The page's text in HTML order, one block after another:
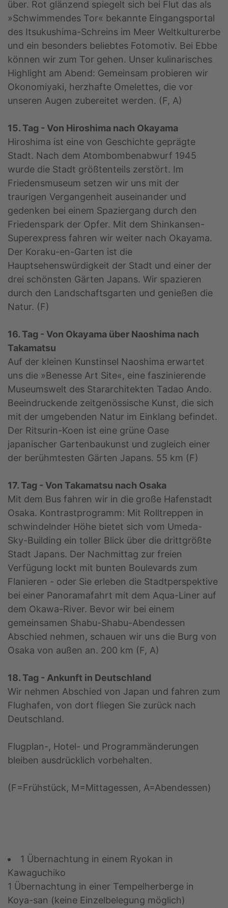
über. Rot glänzend spiegelt sich bei Flut das als
»Schwimmendes Tor« bekannte Eingangsportal
des Itsukushima-Schreins im Meer Weltkulturerbe
und ein besonders beliebtes Fotomotiv. Bei Ebbe
können wir zum Tor gehen. Unser kulinarisches
Highlight am Abend: Gemeinsam probieren wir
Okonomiyaki, herzhafte Omelettes, die vor
unseren Augen zubereitet werden. (F, A)
15. Tag - Von Hiroshima nach Okayama
Hiroshima ist eine von Geschichte geprägte
Stadt. Nach dem Atombombenabwurf 1945
wurde die Stadt größtenteils zerstört. Im
Friedensmuseum setzen wir uns mit der
traurigen Vergangenheit auseinander und
gedenken bei einem Spaziergang durch den
Friedenspark der Opfer. Mit dem Shinkansen-
Superexpress fahren wir weiter nach Okayama.
Der Koraku-en-Garten ist die
Hauptsehenswürdigkeit der Stadt und einer der
drei schönsten Gärten Japans. Wir spazieren
durch den Landschaftsgarten und genießen die
Natur. (F)
16. Tag - Von Okayama über Naoshima nach
Takamatsu
Auf der kleinen Kunstinsel Naoshima erwartet
uns die »Benesse Art Site«, eine faszinierende
Museumswelt des Stararchitekten Tadao Ando.
Beeindruckende zeitgenössische Kunst, die sich
mit der umgebenden Natur im Einklang befindet.
Der Ritsurin-Koen ist eine grüne Oase
japanischer Gartenbaukunst und zugleich einer
der berühmtesten Gärten Japans. 55 km (F)
17. Tag - Von Takamatsu nach Osaka
Mit dem Bus fahren wir in die große Hafenstadt
Osaka. Kontrastprogramm: Mit Rolltreppen in
schwindelnder Höhe bietet sich vom Umeda-
Sky-Building ein toller Blick über die drittgrößte
Stadt Japans. Der Nachmittag zur freien
Verfügung lockt mit bunten Boulevards zum
Flanieren - oder Sie erleben die Stadtperspektive
bei einer Panoramafahrt mit dem Aqua-Liner auf
dem Okawa-River. Bevor wir bei einem
gemeinsamen Shabu-Shabu-Abendessen
Abschied nehmen, schauen wir uns die Burg von
Osaka von außen an. 200 km (F, A)
18. Tag - Ankunft in Deutschland
Wir nehmen Abschied von Japan und fahren zum
Flughafen, von dort fliegen Sie zurück nach
Deutschland.
Flugplan-, Hotel- und Programmänderungen
bleiben ausdrücklich vorbehalten.
(F=Frühstück, M=Mittagessen, A=Abendessen)
1 Übernachtung in einem Ryokan in
Kawaguchiko
1 Übernachtung in einer Tempelherberge in
Koya-san (keine Einzelbelegung möglich)